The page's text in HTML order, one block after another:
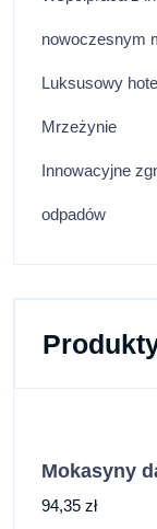
nowoczesnym
Luksusowy
Mrzeżynie
Innowacyjne
odpadów
Mokasyny
94,35 zł